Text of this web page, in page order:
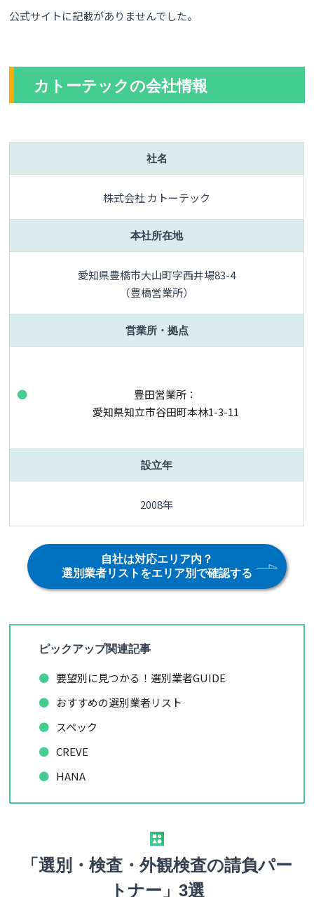
公式サイトに記載がありませんでした。
カトーテックの会社情報
社名
株式会社 カトーテック
本社所在地
愛知県豊橋市大山町字西井場83-4
（豊橋営業所）
営業所・拠点
豊田営業所：
愛知県知立市谷田町本林1-3-11
設立年
2008年
自社は対応エリア内？
選別業者リストをエリア別で確認する
ピックアップ関連記事
要望別に見つかる！選別業者GUIDE
おすすめの選別業者リスト
スペック
CREVE
HANA
「選別・検査・外観検査の請負パー
トナー」3選